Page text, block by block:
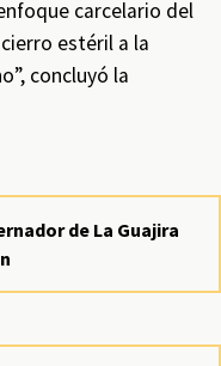
carcelario del
estéril a la
concluyó la
de La Guajira